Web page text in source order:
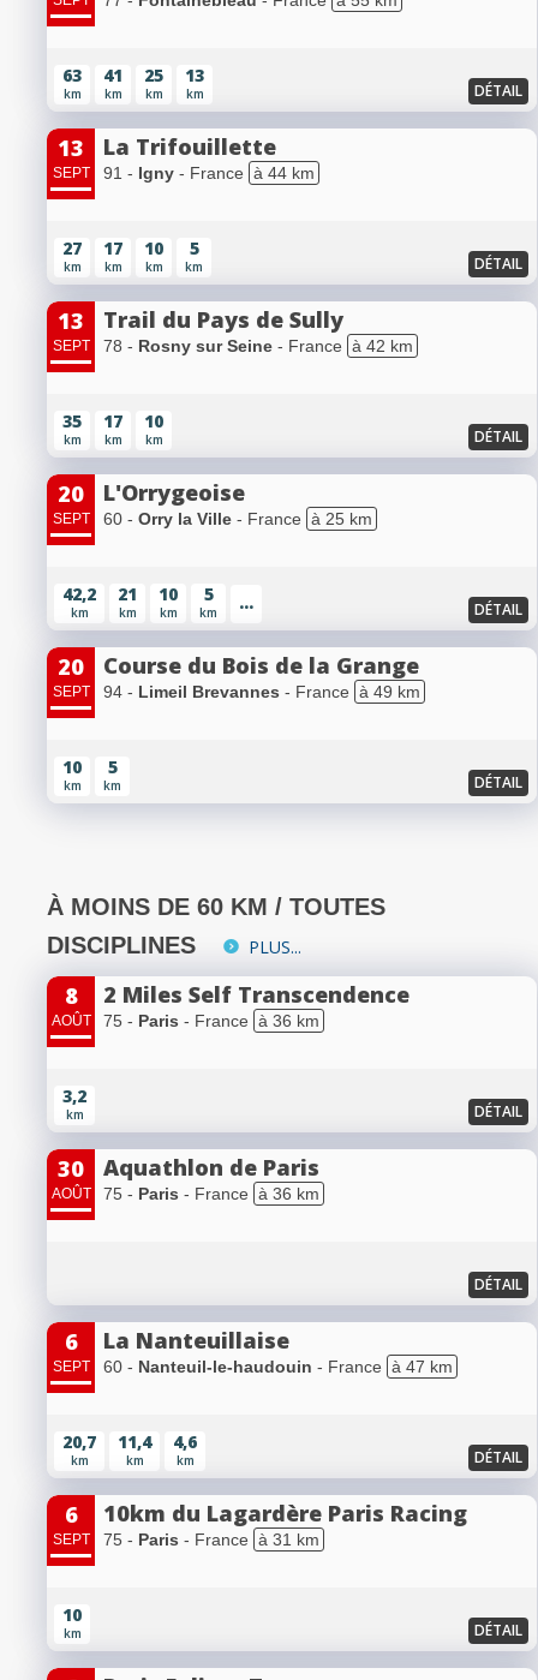
63
km
41
km
25
km
13
km DÉTAIL
13
SEPT
La Trifouillette
91 - Igny - France à 44 km
27
km
17
km
10
km
5
km DÉTAIL
13
SEPT
Trail du Pays de Sully
78 - Rosny sur Seine - France à 42 km
35
km
17
km
10
km DÉTAIL
20
SEPT
L'Orrygeoise
60 - Orry la Ville - France à 25 km
42,2
km
21
km
10
km
5
km ... DÉTAIL
20
SEPT
Course du Bois de la Grange
94 - Limeil Brevannes - France à 49 km
10
km
5
km DÉTAIL
À MOINS DE 60 KM / TOUTES
DISCIPLINES
PLUS...
8
AOÛT
2 Miles Self Transcendence
75 - Paris - France à 36 km
3,2
km DÉTAIL
30
AOÛT
Aquathlon de Paris
75 - Paris - France à 36 km
DÉTAIL
6
SEPT
La Nanteuillaise
60 - Nanteuil-le-haudouin - France à 47 km
20,7
km
11,4
km
4,6
km DÉTAIL
6
SEPT
10km du Lagardère Paris Racing
75 - Paris - France à 31 km
10
km DÉTAIL